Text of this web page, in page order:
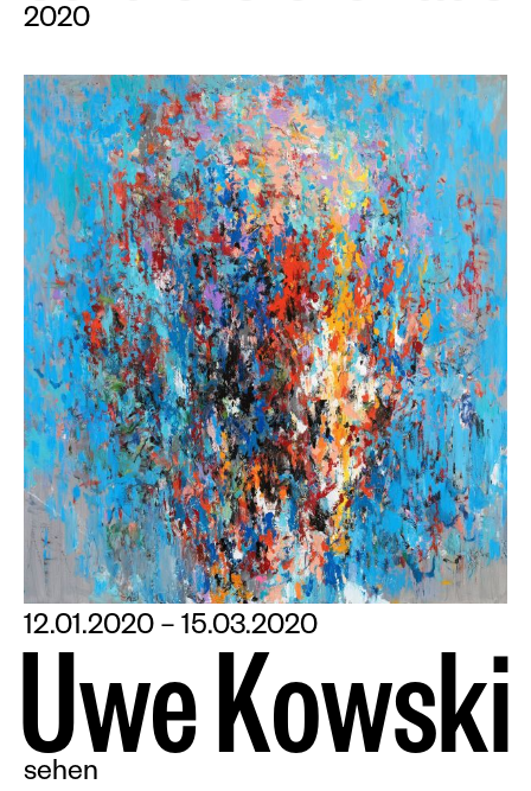
2020
12.01.2020 – 15.03.2020
UweKowski
sehen